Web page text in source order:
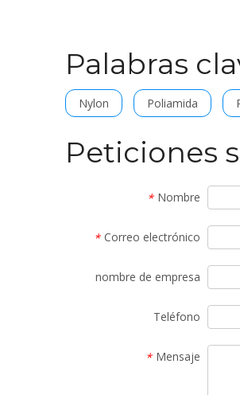
Palabras
Nylon Poliamida
Peticiones
* Nombre
* Correo electrónico
nombre de empresa
Teléfono
* Mensaje